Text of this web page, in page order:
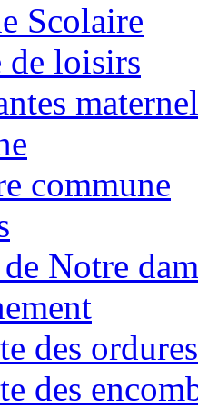
Scolaire
de loisirs
commune
Notre
des ordures
des